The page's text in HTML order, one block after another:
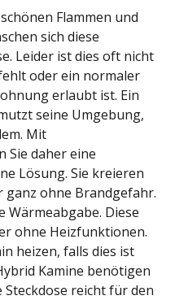
Flammen und
sich diese
Leider ist dies oft nicht
oder ein normaler
erlaubt ist. Ein
seine Umgebung,
Mit
Sie daher eine
Lösung. Sie kreieren
ganz ohne Brandgefahr.
Wärmeabgabe. Diese
ohne Heizfunktionen.
heizen, falls dies ist
Kamine benötigen
reicht für den